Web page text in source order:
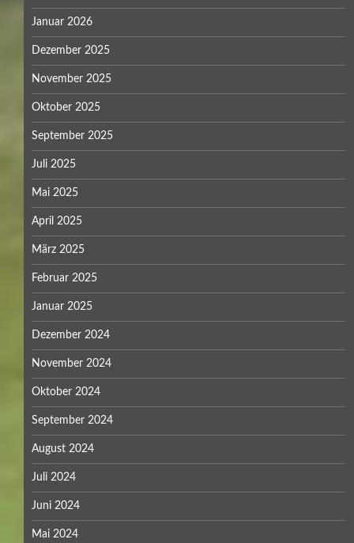
Januar 2026
Dezember 2025
November 2025
Oktober 2025
September 2025
Juli 2025
Mai 2025
April 2025
März 2025
Februar 2025
Januar 2025
Dezember 2024
November 2024
Oktober 2024
September 2024
August 2024
Juli 2024
Juni 2024
Mai 2024